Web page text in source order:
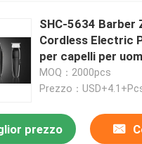
SHC-5634 Barber
Cordless Electric
per capelli per
Outline
MOQ：2000pcs
Prezzo：
prezzo